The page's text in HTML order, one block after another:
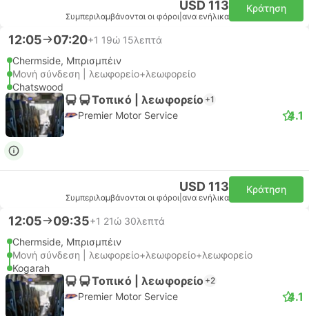
USD 113
Συμπεριλαμβάνονται οι φόροι ανα ενήλικα
Κράτηση
12:05 07:20+1 19ώ 15λεπτά
Chermside, Μπρισμπέιν
Μονή σύνδεση | λεωφορείο+λεωφορείο
Chatswood
Τοπικό | λεωφορείο +1
Premier Motor Service 4.1
USD 113
Συμπεριλαμβάνονται οι φόροι ανα ενήλικα
Κράτηση
12:05 09:35+1 21ώ 30λεπτά
Chermside, Μπρισμπέιν
Μονή σύνδεση | λεωφορείο+λεωφορείο+λεωφορείο
Kogarah
Τοπικό | λεωφορείο +2
Premier Motor Service 4.1